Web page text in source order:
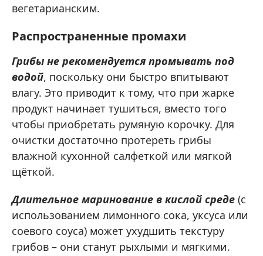
вегетарианским.
Распространенные промахи
Грибы не рекомендуется промывать под
водой, поскольку они быстро впитывают
влагу. Это приводит к тому, что при жарке
продукт начинает тушиться, вместо того
чтобы приобретать румяную корочку. Для
очистки достаточно протереть грибы
влажной кухонной салфеткой или мягкой
щёткой.
Длительное маринование в кислой среде (с
использованием лимонного сока, уксуса или
соевого соуса) может ухудшить текстуру
грибов – они станут рыхлыми и мягкими.